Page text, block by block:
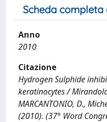
Scheda completa
Anno
2010
Citazione
Hydrogen Sulphide
keratinocytes /
MARCANTONIO, D.,
(2010). (37° Word